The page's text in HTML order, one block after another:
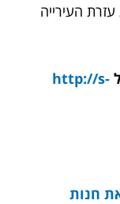
העירייה
http://s-
חנות